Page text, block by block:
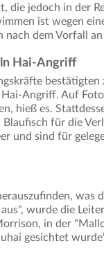
die jedoch in der
ist wegen
nach dem Vorfall
Hai-Angriff
Angriff. Auf
hieß es.
Blaufisch für die
und sind für
was
wurde die
in der
gesichtet